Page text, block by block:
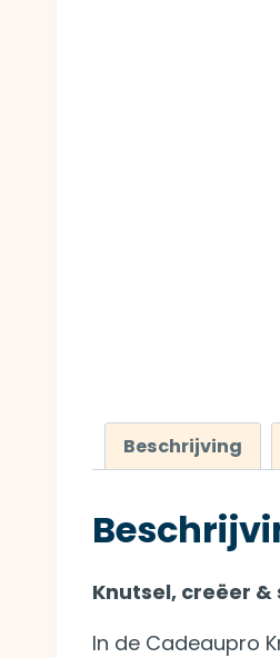
Beschrijving
Knutsel, creëer &
In de Cadeaupro